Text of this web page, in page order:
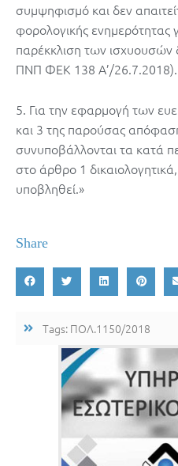
συμψηφισμό και δεν
φορολογικής ενημερότητας
παρέκκλιση των
ΠΝΠ ΦΕΚ 138 Α’/26.7.2018).
5. Για την εφαρμογή των
και 3 της παρούσας
συνυποβάλλονται τα κατά
στο άρθρο 1
υποβληθεί.»
Share
Tags: ΠΟΛ.1150/2018